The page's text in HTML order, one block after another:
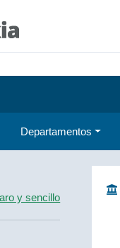
Departamentos
y sencillo